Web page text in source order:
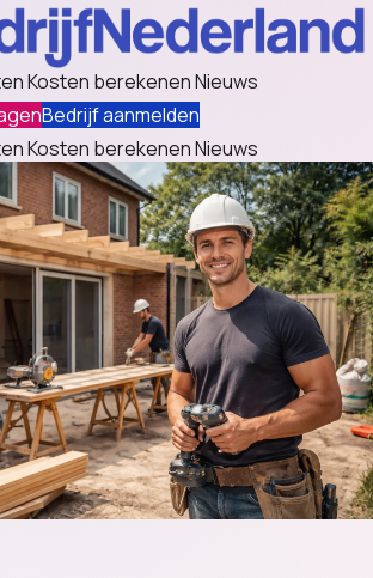
Kosten berekenenNieuws
Bedrijf aanmelden
Kosten berekenenNieuws